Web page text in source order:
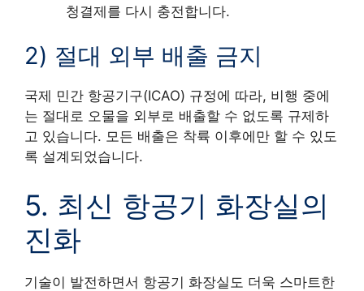
청결제를 다시 충전합니다.
2) 절대 외부 배출 금지
국제 민간 항공기구(ICAO) 규정에 따라, 비행 중에
는 절대로 오물을 외부로 배출할 수 없도록 규제하
고 있습니다. 모든 배출은 착륙 이후에만 할 수 있도
록 설계되었습니다.
5. 최신 항공기 화장실의
진화
기술이 발전하면서 항공기 화장실도 더욱 스마트한